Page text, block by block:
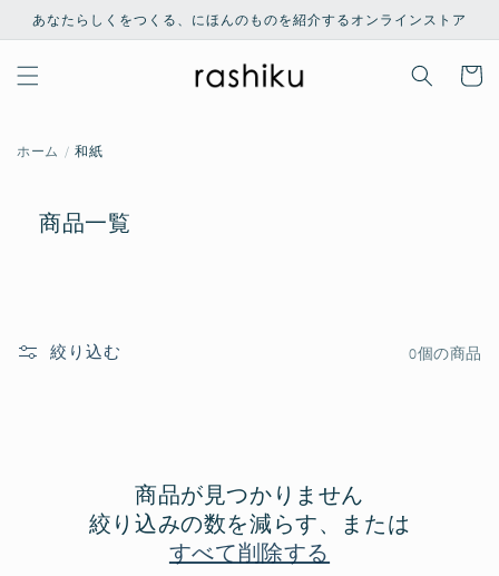
ンツに
進む
あなたらしくをつくる、にほんのものを紹介するオンラインストア
ー
ホーム 和紙
商品一覧
絞り込む 0個の商品
商品が見つかりません
絞り込みの数を減らす、または
すべて削除する